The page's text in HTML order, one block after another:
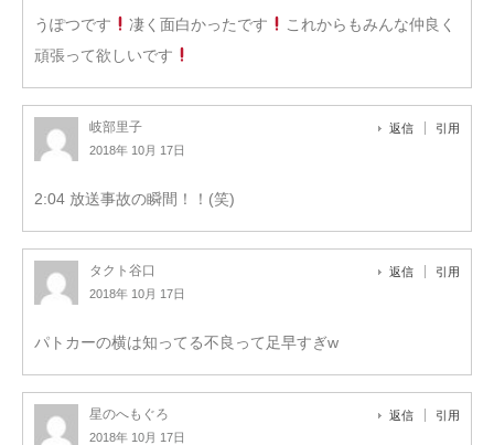
うぽつです 凄く面白かったです
これからもみんな仲良く
頑張って欲しいです
岐部里子
2018年 10月 17日
返信 引用
2:04 放送事故の瞬間！！(笑)
タクト谷口
2018年 10月 17日
返信 引用
パトカーの横は知ってる不良って足早すぎw
星のへもぐろ
2018年 10月 17日
返信 引用